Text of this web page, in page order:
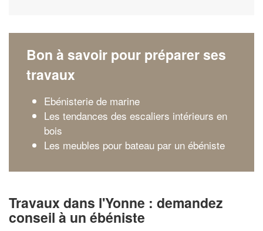
Bon à savoir pour préparer ses
travaux
Ebénisterie de marine
Les tendances des escaliers intérieurs en
bois
Les meubles pour bateau par un ébéniste
Travaux dans l'Yonne : demandez
conseil à un ébéniste